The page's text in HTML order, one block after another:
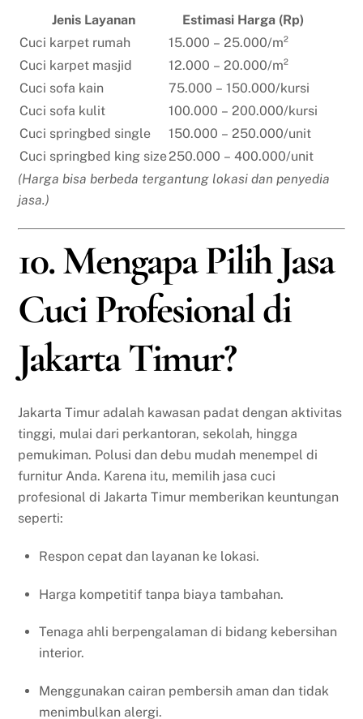
Jenis Layanan
Estimasi Harga (Rp)
Cuci karpet rumah
15.000 – 25.000/m²
Cuci karpet masjid
12.000 – 20.000/m²
Cuci sofa kain
75.000 – 150.000/kursi
Cuci sofa kulit
100.000 – 200.000/kursi
Cuci springbed single
150.000 – 250.000/unit
Cuci springbed king size250.000 – 400.000/unit
(Harga bisa berbeda tergantung lokasi dan penyedia
jasa.)
10. Mengapa Pilih Jasa
Cuci Profesional di
Jakarta Timur?
Jakarta Timur adalah kawasan padat dengan aktivitas
tinggi, mulai dari perkantoran, sekolah, hingga
pemukiman. Polusi dan debu mudah menempel di
furnitur Anda. Karena itu, memilih jasa cuci
profesional di Jakarta Timur memberikan keuntungan
seperti:
Respon cepat dan layanan ke lokasi.
Harga kompetitif tanpa biaya tambahan.
Tenaga ahli berpengalaman di bidang kebersihan
interior.
Menggunakan cairan pembersih aman dan tidak
menimbulkan alergi.